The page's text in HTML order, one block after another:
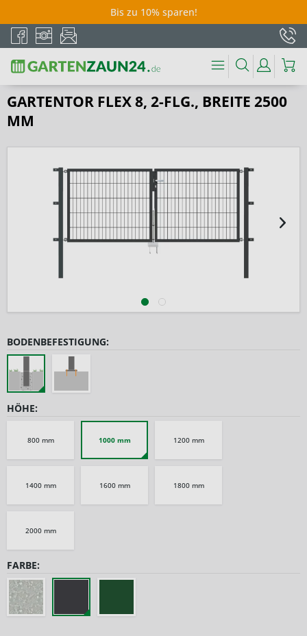
Bis zu 10% sparen!
GARTENTOR FLEX 8, 2-FLG., BREITE 2500
MM
BODENBEFESTIGUNG:
HÖHE:
800 mm 1000 mm 1200 mm
1400 mm 1600 mm 1800 mm
2000 mm
FARBE: